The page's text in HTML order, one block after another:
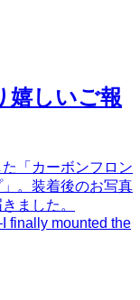
嬉しいご報
「カーボンフロン
。装着後のお写真
ました。
mounted the